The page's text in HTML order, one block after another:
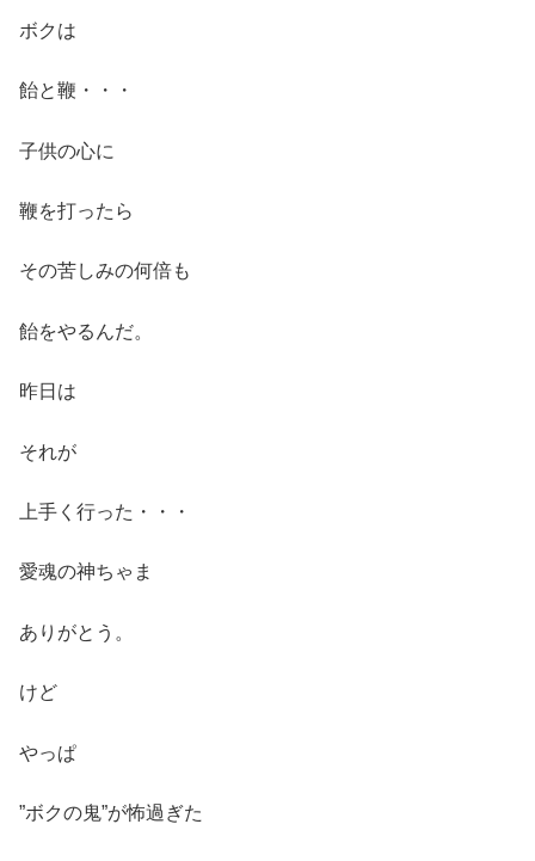
ボクは
飴と鞭・・・
子供の心に
鞭を打ったら
その苦しみの何倍も
飴をやるんだ。
昨日は
それが
上手く行った・・・
愛魂の神ちゃま
ありがとう。
けど
やっぱ
”ボクの鬼”が怖過ぎた